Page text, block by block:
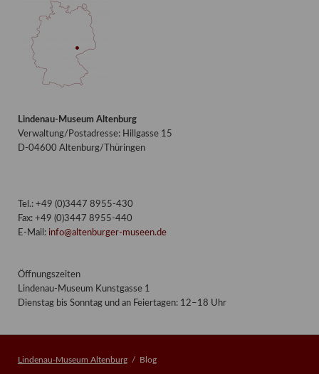
Lindenau-Museum Altenburg
Verwaltung/Postadresse: Hillgasse 15
D-04600 Altenburg/Thüringen
Tel.: +49 (0)3447 8955-430
Fax: +49 (0)3447 8955-440
E-Mail: info@altenburger-museen.de
Öffnungszeiten
Lindenau-Museum Kunstgasse 1
Dienstag bis Sonntag und an Feiertagen: 12–18 Uhr
Lindenau-Museum Altenburg Blog